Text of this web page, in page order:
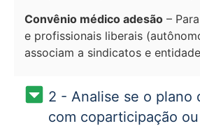
Convênio médico adesão –
e profissionais liberais
associam a sindicatos e
2 - Analise se o plano
com coparticipação